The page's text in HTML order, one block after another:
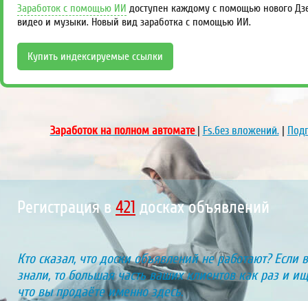
Заработок с помощью ИИ доступен каждому с помощью нового
видео и музыки. Новый вид заработка с помощью ИИ.
Купить индексируемые ссылки
Заработок на полном автомате| Fs.без вложений.|
Регистрация в 459 досках объявлений
Кто сказал, что доски объявлений не работают? Если
знали, то большая часть ваших клиентов как раз и
что вы продаёте именно здесь.